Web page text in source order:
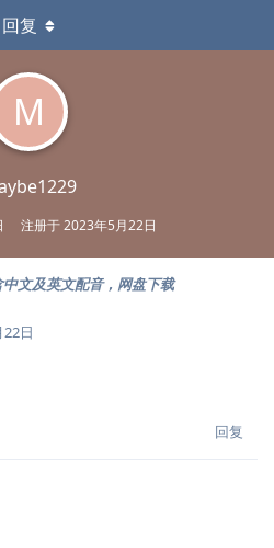
M
注册于2023年5月22日
回复
中文及英文配音，网盘下载
日
回复